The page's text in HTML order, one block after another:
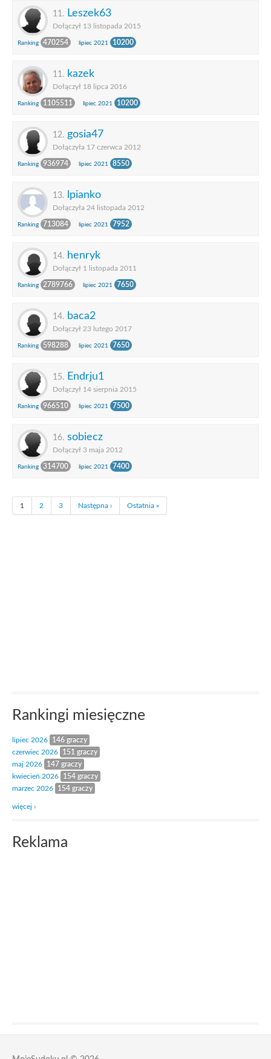
11. Leszek63
Dołączył 13 listopada 2015
Ranking 470254 lipiec 2021 10200
11. kazek
Dołączył 18 lipca 2016
Ranking 1105511 lipiec 2021 10200
12. gosia47
Dołączyła 17 czerwca 2012
Ranking 936974 lipiec 2021 8550
13. lpianko
Dołączyła 24 listopada 2012
Ranking 713084 lipiec 2021 7952
14. henryk
Dołączył 1 listopada 2011
Ranking 2789766 lipiec 2021 7650
14. baca2
Dołączył 23 lutego 2017
Ranking 598288 lipiec 2021 7650
15. Endrju1
Dołączył 14 sierpnia 2015
Ranking 966510 lipiec 2021 7500
16. sobiecz
Dołączył 3 maja 2012
Ranking 314700 lipiec 2021 7400
1 2 3 Następna › Ostatnia »
Rankingi miesięczne
lipiec 2026
146 graczy
czerwiec 2026
151 graczy
maj 2026
147 graczy
kwiecień 2026
154 graczy
marzec 2026
154 graczy
więcej ›
Reklama